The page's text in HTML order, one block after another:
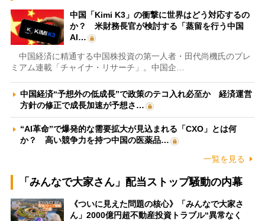
中国「Kimi K3」の衝撃に世界はどう対応するの
か？ 米財務長官が検討する「蒸留を行う中国
AI…
中国経済に精通する中国株投資の第一人者・田代尚機氏のプレ
ミアム連載「チャイナ・リサーチ」。中国企…
中国経済“予想外の低成長”で政策のテコ入れ必至か 経済運営
方針の修正で成長加速が予想さ…
“AI革命”で爆発的な需要拡大が見込まれる「CXO」とは何
か？ 高い競争力を持つ中国の医薬品…
一覧を見る
「みんなで大家さん」配当ストップ騒動の内幕
《ついに見えた問題の核心》「みんなで大家さ
ん」2000億円超不動産投資トラブル“異常なく